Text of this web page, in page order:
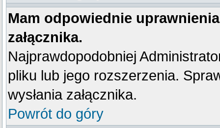
Mam odpowiednie
załącznika.
Najprawdopodobniej
pliku lub jego rozszerzenia.
wysłania załącznika.
Powrót do góry